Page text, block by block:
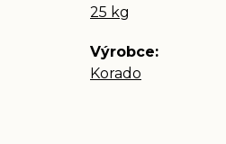
25 kg
Výrobce
Korado